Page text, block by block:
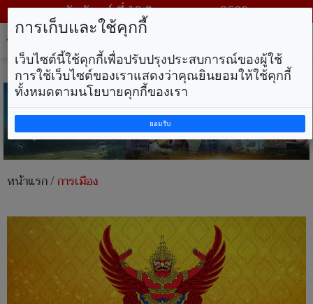
วันจันทร์ ที่ 10 สิงหาคม พ.ศ. 2569
หน้าแรก/การเมือง
การเก็บและใช้คุกกี้
เว็บไซต์นี้ใช้คุกกี้เพื่อปรับปรุงประสบการณ์ของผู้ใช้
การใช้เว็บไซต์ของเราแสดงว่าคุณยินยอมให้ใช้คุกกี้
ทั้งหมดตามนโยบายคุกกี้ของเรา
ยอมรับ